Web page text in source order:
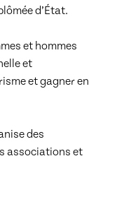
d’État.
et hommes
et
et gagner en
des
associations et